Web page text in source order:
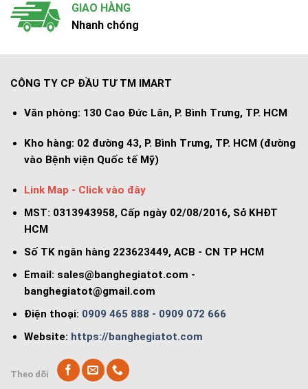
GIAO HÀNG
Nhanh chóng
CÔNG TY CP ĐẦU TƯ TM IMART
Văn phòng: 130 Cao Đức Lân, P. Bình Trưng, TP. HCM
Kho hàng: 02 đường 43, P. Bình Trưng, TP. HCM (đường
vào Bệnh viện Quốc tế Mỹ)
Link Map - Click vào đây
MST: 0313943958, Cấp ngày 02/08/2016, Sở KHĐT
HCM
Số TK ngân hàng 223623449, ACB - CN TP HCM
Email: sales@banghegiatot.com -
banghegiatot@gmail.com
Điện thoại: 0909 465 888 - 0909 072 666
Website: https://banghegiatot.com
Theo dõi